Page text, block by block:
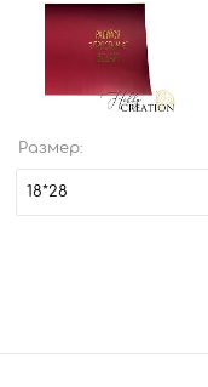
Размер:
18*28